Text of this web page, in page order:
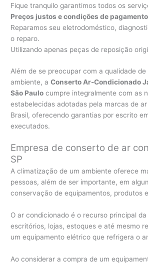
Fique tranquilo garantimos todos os
Preços justos e condições de pagamento
Reparamos seu eletrodoméstico,
o reparo.
Utilizando apenas peças de reposição
Além de se preocupar com a qualidade
ambiente, aConserto Ar-Condicionado
São Paulo cumpre integralmente com as
estabelecidas adotadas pela marcas de
Brasil, oferecendo garantias por escrito
executados.
Empresa de conserto de ar
SP
A climatização de um ambiente oferece
pessoas, além de ser importante, em
conservação de equipamentos, produtos
O ar condicionado é o recurso principal
escritórios, lojas, estoques e até mesmo
um equipamento elétrico que refrigera o
Ao considerar a compra de um